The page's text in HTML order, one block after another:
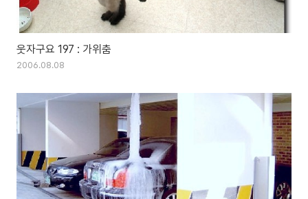
웃자구요 197 : 가위춤
2006.08.08